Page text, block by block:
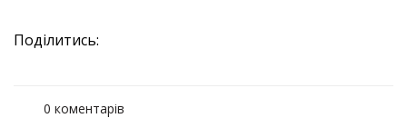
Поділитись:
0 коментарів